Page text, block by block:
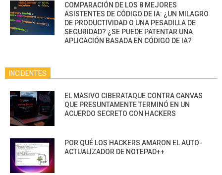
COMPARACIÓN DE LOS 8 MEJORES
ASISTENTES DE CÓDIGO DE IA: ¿UN MILAGRO
DE PRODUCTIVIDAD O UNA PESADILLA DE
SEGURIDAD? ¿SE PUEDE PATENTAR UNA
APLICACIÓN BASADA EN CÓDIGO DE IA?
INCIDENTES
EL MASIVO CIBERATAQUE CONTRA CANVAS
QUE PRESUNTAMENTE TERMINÓ EN UN
ACUERDO SECRETO CON HACKERS
POR QUÉ LOS HACKERS AMARON EL AUTO-
ACTUALIZADOR DE NOTEPAD++